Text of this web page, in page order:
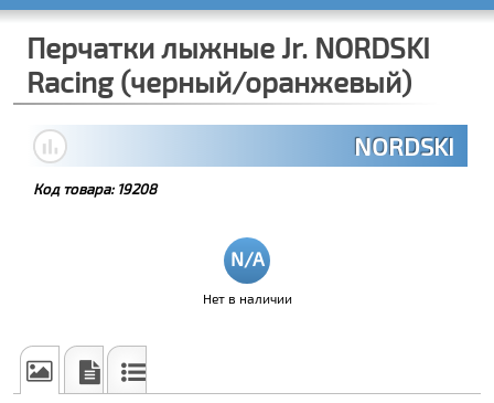
Перчатки лыжные Jr. NORDSKI
Racing (черный/оранжевый)
NORDSKI
Код товара: 19208
Нет в наличии